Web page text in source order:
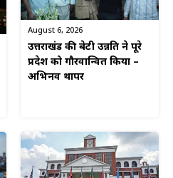
August 6, 2026
उत्तराखंड की बेटी उन्नति ने पूरे
प्रदेश को गौरवान्वित किया –
अभिनव थापर